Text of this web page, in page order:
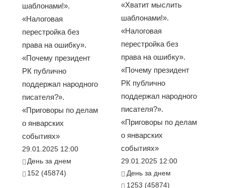
шаблонами!».
«Налоговая
перестройка без
права на ошибку».
«Почему президент
РК публично
поддержал народного
писателя?».
«Приговоры по делам
о январских
событиях»
29.01.2025 12:00
День за днем
152 (45874)
«Хватит мыслить
шаблонами!».
«Налоговая
перестройка без
права на ошибку».
«Почему президент
РК публично
поддержал народного
писателя?».
«Приговоры по делам
о январских
событиях»
29.01.2025 12:00
День за днем
1253 (45874)